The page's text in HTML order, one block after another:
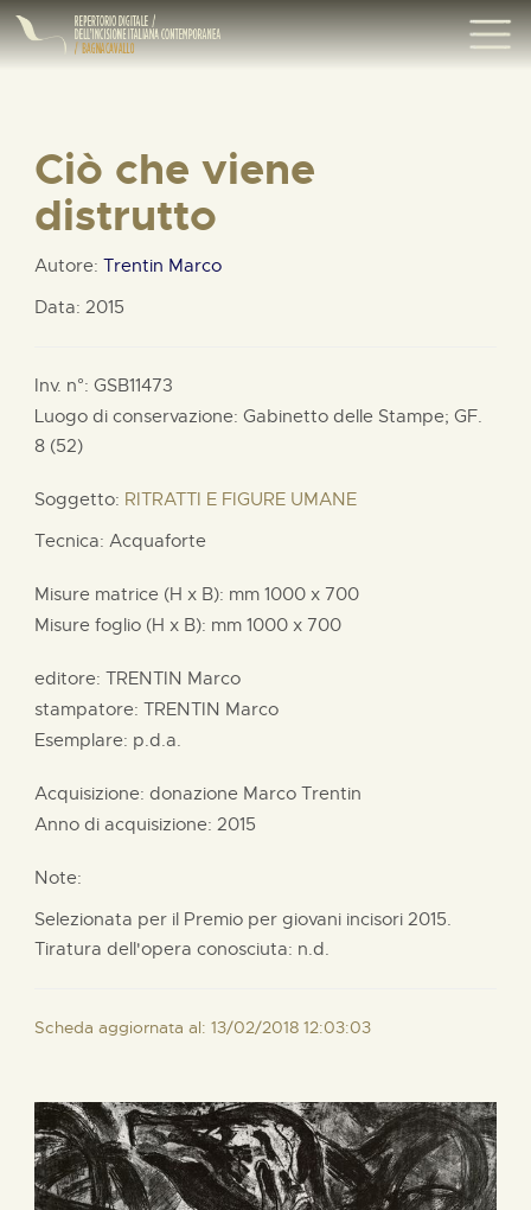
Ciò che viene
distrutto
Autore: Trentin Marco
Data: 2015
Inv. n°: GSB11473
Luogo di conservazione: Gabinetto delle Stampe; GF.
8 (52)
Soggetto: RITRATTI E FIGURE UMANE
Tecnica: Acquaforte
Misure matrice (H x B): mm 1000 x 700
Misure foglio (H x B): mm 1000 x 700
editore: TRENTIN Marco
stampatore: TRENTIN Marco
Esemplare: p.d.a.
Acquisizione: donazione Marco Trentin
Anno di acquisizione: 2015
Note:
Selezionata per il Premio per giovani incisori 2015.
Tiratura dell'opera conosciuta: n.d.
Scheda aggiornata al: 13/02/2018 12:03:03